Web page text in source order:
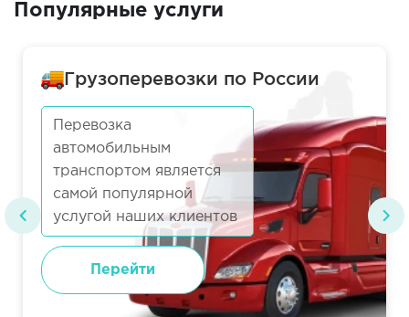
Популярные услуги
Грузоперевозки по России
Перевозка
автомобильным
транспортом является
самой популярной
услугой наших клиентов
Перейти